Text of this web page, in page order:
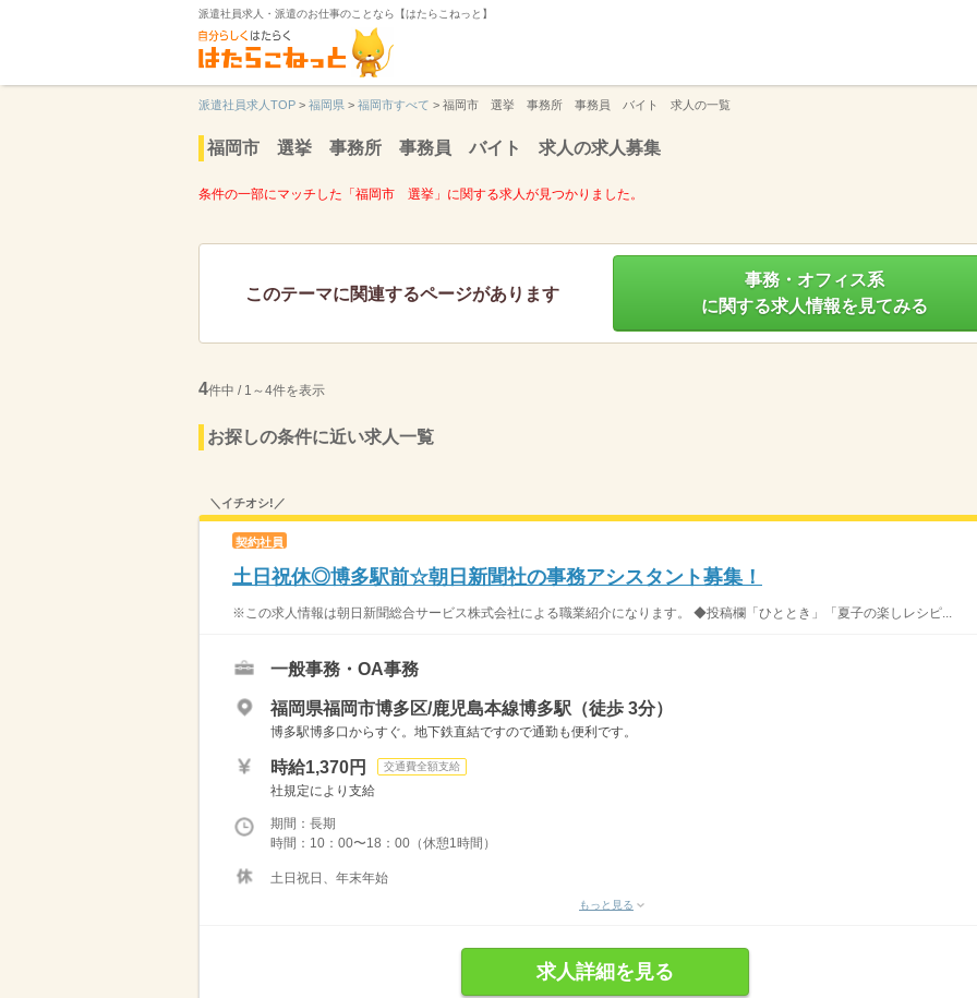
派遣社員求人・派遣のお仕事のことなら【はたらこねっと】
派遣社員求人TOP > 福岡県 > 福岡市すべて > 福岡市 選挙 事務所 事務員 バイト 求人の一覧
福岡市 選挙 事務所 事務員 バイト 求人の求人募集
条件の一部にマッチした「福岡市 選挙」に関する求人が見つかりました。
このテーマに関連するページがあります
事務・オフィス系
に関する求人情報を見てみる
4件中 / 1～4件を表示
お探しの条件に近い求人一覧
＼イチオシ!／
契約社員
土日祝休◎博多駅前☆朝日新聞社の事務アシスタント募集！
※この求人情報は朝日新聞総合サービス株式会社による職業紹介になります。 ◆投稿欄「ひととき」「夏子の楽しレシピ...
一般事務・OA事務
福岡県福岡市博多区/鹿児島本線博多駅（徒歩 3分）
博多駅博多口からすぐ。地下鉄直結ですので通勤も便利です。
時給1,370円 交通費全額支給
社規定により支給
期間：長期
時間：10：00〜18：00（休憩1時間）
土日祝日、年末年始
もっと見る
求人詳細を見る